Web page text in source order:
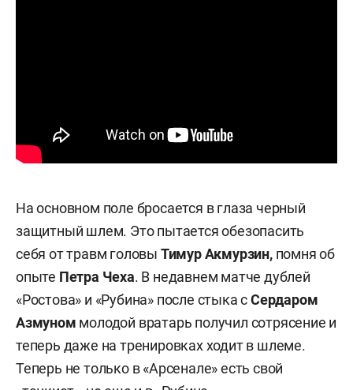
На основном поле бросается в глаза черный
защитный шлем. Это пытается обезопасить
себя от травм головы Тимур Акмурзин, помня об
опыте Петра Чеха. В недавнем матче дублей
«Ростова» и «Рубина» после стыка сСердаром
Азмуном молодой вратарь получил сотрясение и
теперь даже на тренировках ходит в шлеме.
Теперь не только в «Арсенале» есть свой